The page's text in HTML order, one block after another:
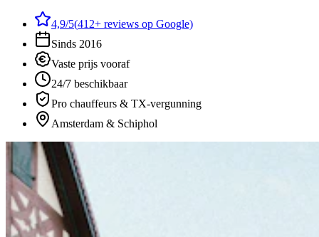
4,9/5(412+ reviews op Google)
Sinds 2016
Vaste prijs vooraf
24/7 beschikbaar
Pro chauffeurs & TX-vergunning
Amsterdam & Schiphol